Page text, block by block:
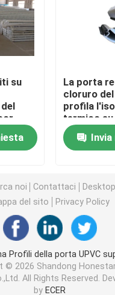
di UPVC
di UPVC
per tendine del
del upvc
di UPVC
della rottura
della rottura termica
su
La porta
cloruro
profila
termico su
noi Contattaci
del sito
Privacy Policy
Profili della porta UPVC
© 2026 Shandong
All Rights Reserved.
by ECER